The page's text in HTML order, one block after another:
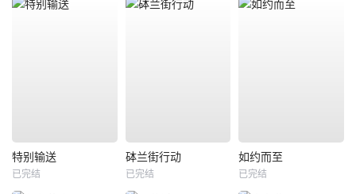
特别输送
已完结
砵兰街行动
已完结
如约而至
已完结